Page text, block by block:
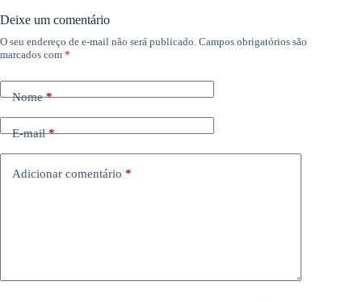
Deixe um comentário
O seu endereço de e-mail não será publicado. Campos obrigatórios são
marcados com *
Nome*
E-mail*
Adicionar comentário *